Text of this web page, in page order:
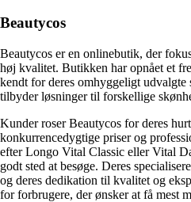
Beautycos
Beautycos er en onlinebutik, der
høj kvalitet. Butikken har opnået et
kendt for deres omhyggeligt udvalgte
tilbyder løsninger til forskellige
Kunder roser Beautycos for deres
konkurrencedygtige priser og
efter Longo Vital Classic eller Vital
godt sted at besøge. Deres
og deres dedikation til kvalitet og
for forbrugere, der ønsker at få mest